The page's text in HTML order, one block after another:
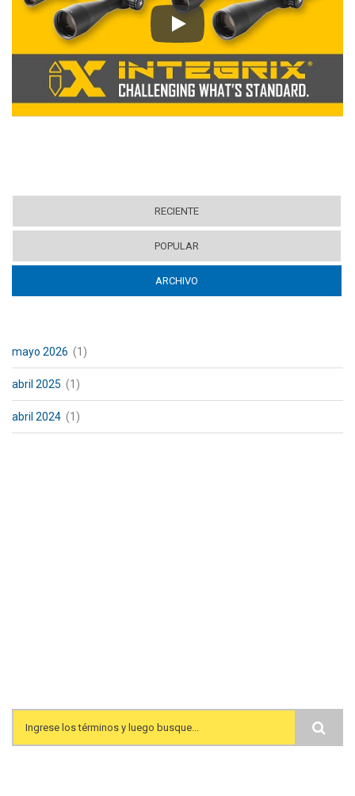
Play
RECIENTE
POPULAR
ARCHIVO
mayo 2026 (1)
abril 2025 (1)
abril 2024 (1)
Search form